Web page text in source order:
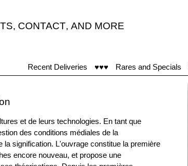
, CONTACT, AND MORE
Recent Deliveries ♥♥♥ Rares and Specials
et de leurs technologies. En tant que
des conditions médiales de la
signification. L'ouvrage constitue la première
encore nouveau, et propose une